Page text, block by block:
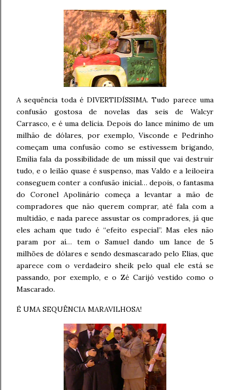
A sequência toda é DIVERTIDÍSSIMA. Tudo parece uma
confusão gostosa de novelas das seis de Walcyr
Carrasco, e é uma delícia. Depois do lance mínimo de um
milhão de dólares, por exemplo, Visconde e Pedrinho
começam uma confusão como se estivessem brigando,
Emília fala da possibilidade de um míssil que vai destruir
tudo, e o leilão quase é suspenso, mas Valdo e a leiloeira
conseguem conter a confusão inicial… depois, o fantasma
do Coronel Apolinário começa a levantar a mão de
compradores que não querem comprar, até fala com a
multidão, e nada parece assustar os compradores, já que
eles acham que tudo é “efeito especial”. Mas eles não
param por aí… tem o Samuel dando um lance de 5
milhões de dólares e sendo desmascarado pelo Elias, que
aparece com o verdadeiro sheik pelo qual ele está se
passando, por exemplo, e o Zé Carijó vestido como o
Mascarado.
É UMA SEQUÊNCIA MARAVILHOSA!